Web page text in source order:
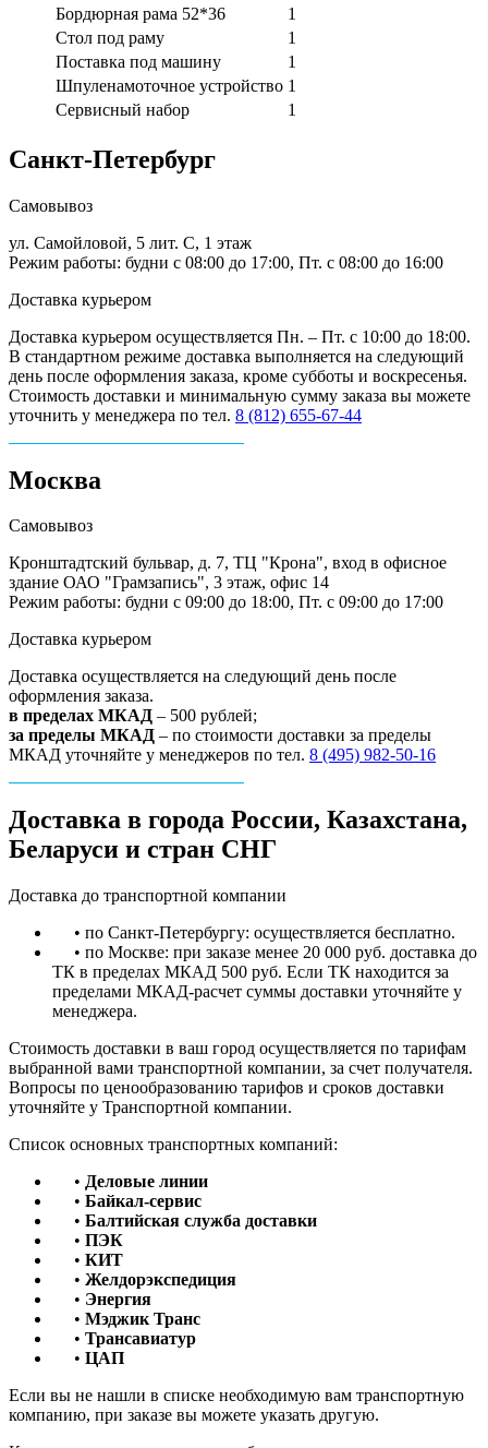
Бордюрная рама 52*36
1
Стол под раму
1
Поставка под машину
1
Шпуленамоточное устройство 1
Сервисный набор
1
Санкт-Петербург
Самовывоз
ул. Самойловой, 5 лит. С, 1 этаж
Режим работы: будни с 08:00 до 17:00, Пт. с 08:00 до 16:00
Доставка курьером
Доставка курьером осуществляется Пн. – Пт. с 10:00 до 18:00.
В стандартном режиме доставка выполняется на следующий
день после оформления заказа, кроме субботы и воскресенья.
Стоимость доставки и минимальную сумму заказа вы можете
уточнить у менеджера по тел. 8 (812) 655-67-44
Москва
Самовывоз
Кронштадтский бульвар, д. 7, ТЦ "Крона", вход в офисное
здание ОАО "Грамзапись", 3 этаж, офис 14
Режим работы: будни с 09:00 до 18:00, Пт. с 09:00 до 17:00
Доставка курьером
Доставка осуществляется на следующий день после
оформления заказа.
в пределах МКАД – 500 рублей;
за пределы МКАД – по стоимости доставки за пределы
МКАД уточняйте у менеджеров по тел. 8 (495) 982-50-16
Доставка в города России, Казахстана,
Беларуси и стран СНГ
Доставка до транспортной компании
• по Санкт-Петербургу: осуществляется бесплатно.
• по Москве: при заказе менее 20 000 руб. доставка до
ТК в пределах МКАД 500 руб. Если ТК находится за
пределами МКАД-расчет суммы доставки уточняйте у
менеджера.
Стоимость доставки в ваш город осуществляется по тарифам
выбранной вами транспортной компании, за счет получателя.
Вопросы по ценообразованию тарифов и сроков доставки
уточняйте у Транспортной компании.
Список основных транспортных компаний:
• Деловые линии
• Байкал-сервис
• Балтийская служба доставки
• ПЭК
• КИТ
• Желдорэкспедиция
• Энергия
• Мэджик Транс
• Трансавиатур
• ЦАП
Если вы не нашли в списке необходимую вам транспортную
компанию, при заказе вы можете указать другую.